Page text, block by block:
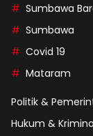
Sumbawa
Sumbawa
Covid 19
Mataram
Politik &
Hukum &